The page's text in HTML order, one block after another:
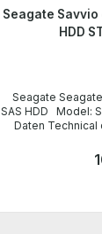
Seagate Savvio
HDD
SAS HDD Model: ST600MM0006 Technische
Daten Technical data / Technische Daten
LieferumfangForm
Savvio 600GB